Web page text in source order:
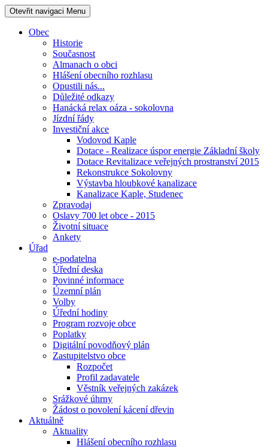
Otevřit navigaci Menu
Obec
Historie
Současnost
Almanach o obci
Hlášení obecního rozhlasu
Opustili nás...
Důležité odkazy
Hanácká relax oáza - sokolovna
Jízdní řády
Investiční akce
Vodovod Kaple
Dotace - Realizace úspor energie Základní školy
Dotace Revitalizace veřejných prostranství 2015
Rekonstrukce Sokolovny
Výstavba hloubkové kanalizace
Kanalizace Kaple, Studenec
Zpravodaj
Oslavy 700 let obce - 2015
Životní situace
Ankety
Úřad
e-podatelna
Úřední deska
Povinné informace
Územní plán
Volby
Úřední hodiny
Program rozvoje obce
Poplatky
Digitální povodňový plán
Zastupitelstvo obce
Rozpočet
Profil zadavatele
Věstník veřejných zakázek
Srážkové úhrny
Žádost o povolení kácení dřevin
Aktuálně
Aktuality
Hlášení obecního rozhlasu